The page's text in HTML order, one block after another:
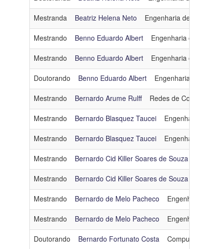
Mestranda Beatriz Helena Neto Engenharia de Dados
Mestrando Benno Eduardo Albert Engenharia de
Mestrando Benno Eduardo Albert Engenharia de
Doutorando Benno Eduardo Albert Engenharia de
Mestrando Bernardo Arume Rulff Redes de
Mestrando Bernardo Blasquez Taucei Engenharia de
Mestrando Bernardo Blasquez Taucei Engenharia de
Mestrando Bernardo Cid Killer Soares de Souza
Mestrando Bernardo Cid Killer Soares de Souza
Mestrando Bernardo de Melo Pacheco Engenharia de
Mestrando Bernardo de Melo Pacheco Engenharia de
Doutorando Bernardo Fortunato Costa Computação